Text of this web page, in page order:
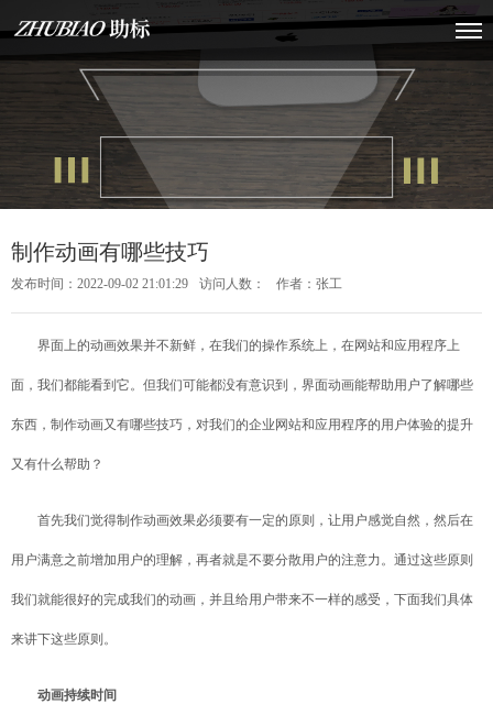
制作动画有哪些技巧
发布时间：2022-09-02 21:01:29 访问人数： 作者：张工
界面上的动画效果并不新鲜，在我们的操作系统上，在网站和应用程序上
面，我们都能看到它。但我们可能都没有意识到，界面动画能帮助用户了解哪些
东西，制作动画又有哪些技巧，对我们的企业网站和应用程序的用户体验的提升
又有什么帮助？
首先我们觉得制作动画效果必须要有一定的原则，让用户感觉自然，然后在
用户满意之前增加用户的理解，再者就是不要分散用户的注意力。通过这些原则
我们就能很好的完成我们的动画，并且给用户带来不一样的感受，下面我们具体
来讲下这些原则。
动画持续时间